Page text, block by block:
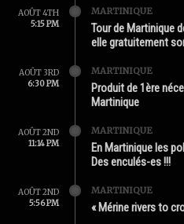
AOÛT 4TH
5:15 PM
MARTINIQUE
Tour de Martinique
elle gratuitement
AOÛT 3RD
6:30 PM
MARTINIQUE
Produit de 1ère
Martinique
AOÛT 2ND
11:14 PM
MARTINIQUE
En Martinique les
Des enculés-es !!!
AOÛT 2ND
5:56 PM
MARTINIQUE
« Mérine rivers to